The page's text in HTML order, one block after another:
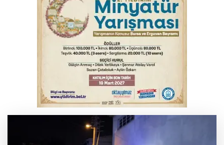
TOFAŞ Basketbol'da sağlık kontrolleri
başladı
Bursa’da bugün hava nasıl olacak?
Osmangazi’de iş arayanlara destek